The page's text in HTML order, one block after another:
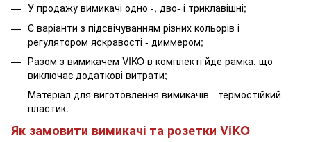
У продажу вимикачі одно -, дво- і триклавішні;
Є варіанти з підсвічуванням різних кольорів і
регулятором яскравості - диммером;
Разом з вимикачем VIKO в комплекті йде рамка, що
виключає додаткові витрати;
Матеріал для виготовлення вимикачів - термостійкий
пластик.
Як замовити вимикачі та розетки ViKO